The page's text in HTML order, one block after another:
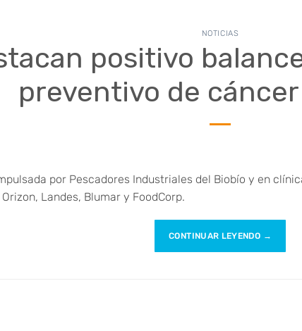
NOTICIAS
positivo
preventivo de
por Pescadores Industriales del Biobío y en
Landes, Blumar y FoodCorp.
CONTINUAR LEYENDO →